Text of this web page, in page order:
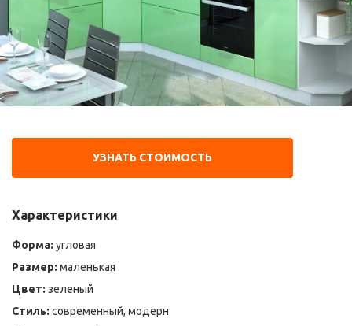
УЗНАТЬ СТОИМОСТЬ
Характеристики
Форма: угловая
Размер: маленькая
Цвет: зеленый
Стиль: современный, модерн